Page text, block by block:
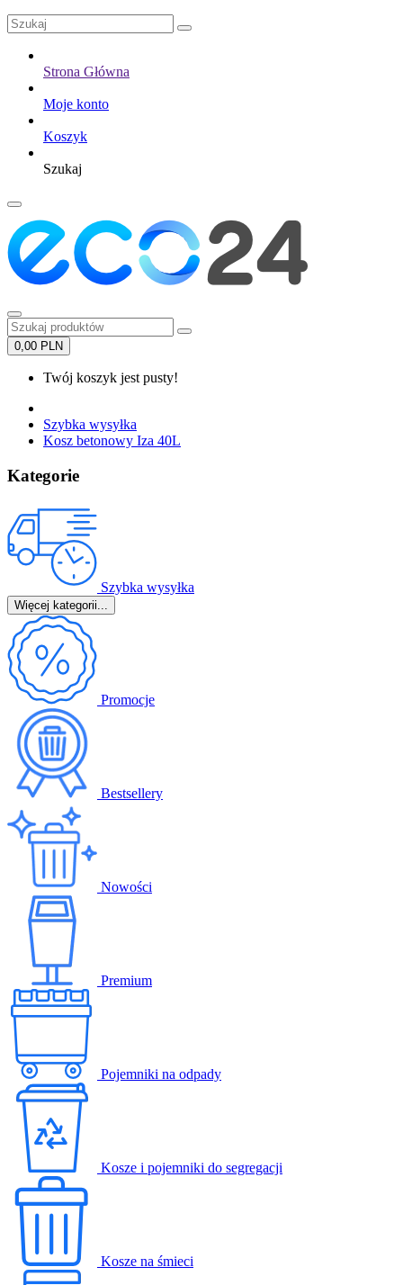
Strona Główna
Moje konto
Koszyk
Szukaj
0,00 PLN
Twój koszyk jest pusty!
Szybka wysyłka
Kosz betonowy Iza 40L
Kategorie
Szybka wysyłka
Więcej kategorii...
Promocje
Bestsellery
Nowości
Premium
Pojemniki na odpady
Kosze i pojemniki do segregacji
Kosze na śmieci